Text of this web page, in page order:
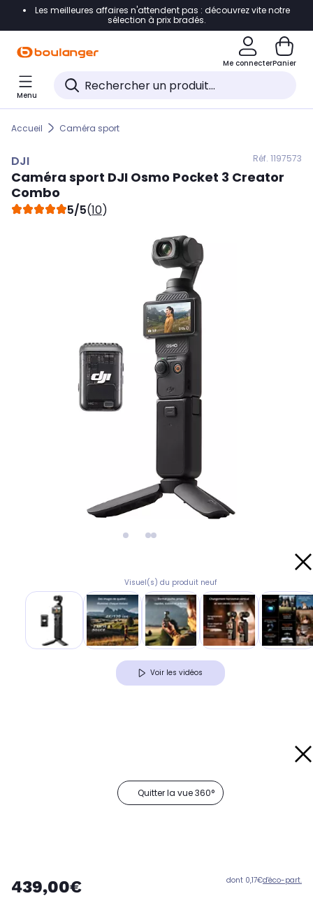
Accéder directement à la navigation
Accéder directement au pied de page
Accéder directement au chatbot
Les meilleures affaires n'attendent pas : découvrez vite notre
sélection à prix bradés.
Me connecterPanier
Menu
Accueil Caméra sport
DJI Réf. 1197573
Caméra sport DJI Osmo Pocket 3 Creator
Combo
5/5(10)
Visuel(s) du produit neuf
Voir les vidéos
Quitter la vue 360°
439,00€ dont 0,17€d'éco-part.